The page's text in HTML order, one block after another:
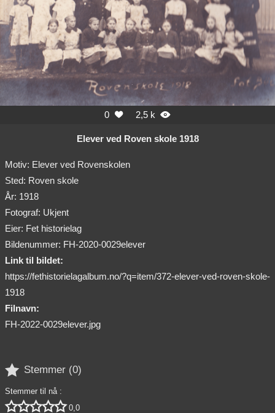
0  2,5 k 
Elever ved Roven skole 1918
Motiv: Elever ved Rovenskolen
Sted: Roven skole
År: 1918
Fotograf: Ukjent
Eier: Fet historielag
Bildenummer: FH-2020-0029elever
Link til bildet:
https://fethistorielagalbum.no/?q=item/372-elever-ved-roven-skole-
1918
Filnavn:
FH-2022-0029elever.jpg
 Stemmer (0)
Stemmer til nå :
 0,0